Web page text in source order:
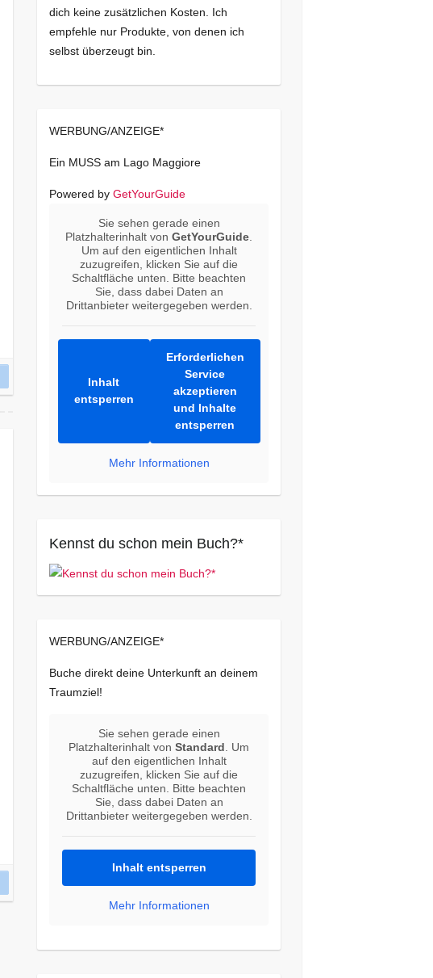
dich keine zusätzlichen Kosten. Ich
empfehle nur Produkte, von denen ich
selbst überzeugt bin.
WERBUNG/ANZEIGE*
Ein MUSS am Lago Maggiore
Powered by GetYourGuide
Sie sehen gerade einen
Platzhalterinhalt vonGetYourGuide
Um auf den eigentlichen Inhalt
zuzugreifen, klicken Sie auf die
Schaltfläche unten. Bitte beachten
Sie, dass dabei Daten an
Drittanbieter weitergegeben werden.
Inhalt
entsperren
Erforderlichen
Service
akzeptieren
und Inhalte
entsperren
Mehr Informationen
Kennst du schon mein Buch?*
WERBUNG/ANZEIGE*
Buche direkt deine Unterkunft an deinem
Traumziel!
Sie sehen gerade einen
Platzhalterinhalt vonStandard . Um
auf den eigentlichen Inhalt
zuzugreifen, klicken Sie auf die
Schaltfläche unten. Bitte beachten
Sie, dass dabei Daten an
Drittanbieter weitergegeben werden.
Inhalt entsperren
Mehr Informationen